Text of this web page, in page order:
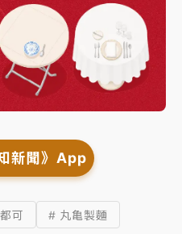
新聞》App
可
# 丸亀製麵